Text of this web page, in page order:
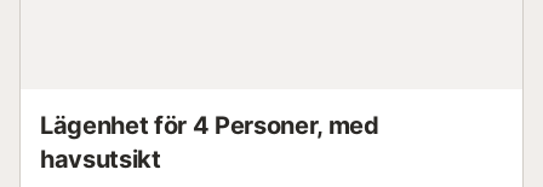
Lägenhet för 4 Personer, med
havsutsikt